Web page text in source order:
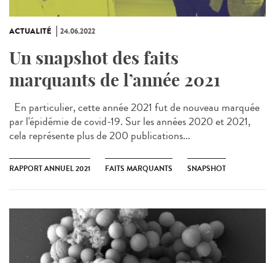
ACTUALITÉ 24.06.2022
Un snapshot des faits
marquants de l’année 2021
En particulier, cette année 2021 fut de nouveau marquée
par l'épidémie de covid-19. Sur les années 2020 et 2021,
cela représente plus de 200 publications...
RAPPORT ANNUEL 2021 FAITS MARQUANTS SNAPSHOT